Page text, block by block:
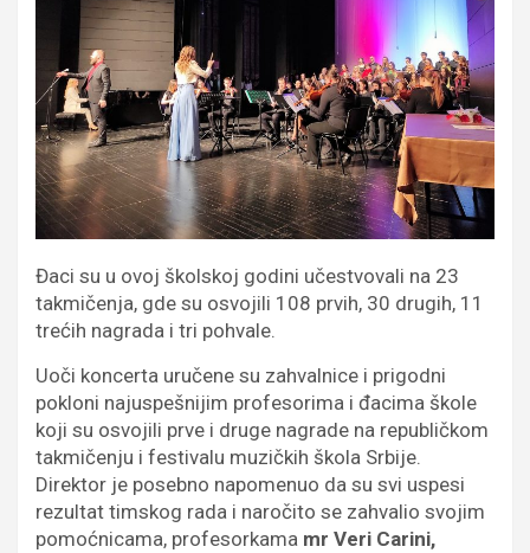
Đaci su u ovoj školskoj godini učestvovali na 23
takmičenja, gde su osvojili 108 prvih, 30 drugih, 11
trećih nagrada i tri pohvale.
Uoči koncerta uručene su zahvalnice i prigodni
pokloni najuspešnijim profesorima i đacima škole
koji su osvojili prve i druge nagrade na republičkom
takmičenju i festivalu muzičkih škola Srbije.
Direktor je posebno napomenuo da su svi uspesi
rezultat timskog rada i naročito se zahvalio svojim
pomoćnicama, profesorkama mr Veri Carini,